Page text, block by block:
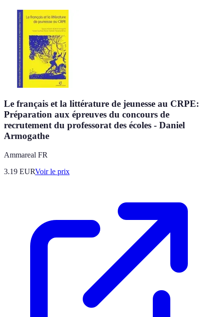
Le français et la littérature de jeunesse au CRPE:
Préparation aux épreuves du concours de
recrutement du professorat des écoles - Daniel
Armogathe
Ammareal FR
3.19 EURVoir le prix